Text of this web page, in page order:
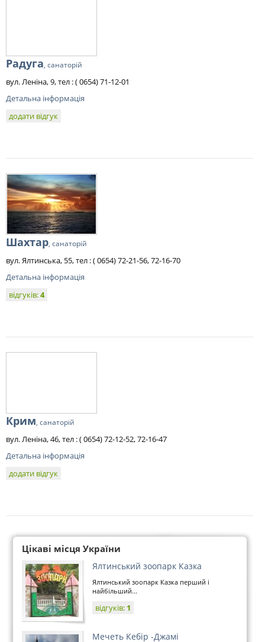
Радуга, санаторій
вул. Леніна, 9, тел : ( 0654) 71-12-01
Детальна інформація
додати відгук
Шахтар, санаторій
вул. Ялтинська, 55, тел : ( 0654) 72-21-56, 72-16-70
Детальна інформація
відгуків:4
Крим, санаторій
вул. Леніна, 46, тел : ( 0654) 72-12-52, 72-16-47
Детальна інформація
додати відгук
Цікаві місця України
Ялтинський зоопарк Казка
Ялтинський зоопарк Казка перший і
найбільший...
відгуків: 1
Мечеть Кебір -Джамі